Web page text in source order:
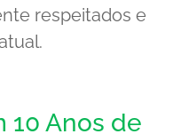
respeitados e
10 Anos de